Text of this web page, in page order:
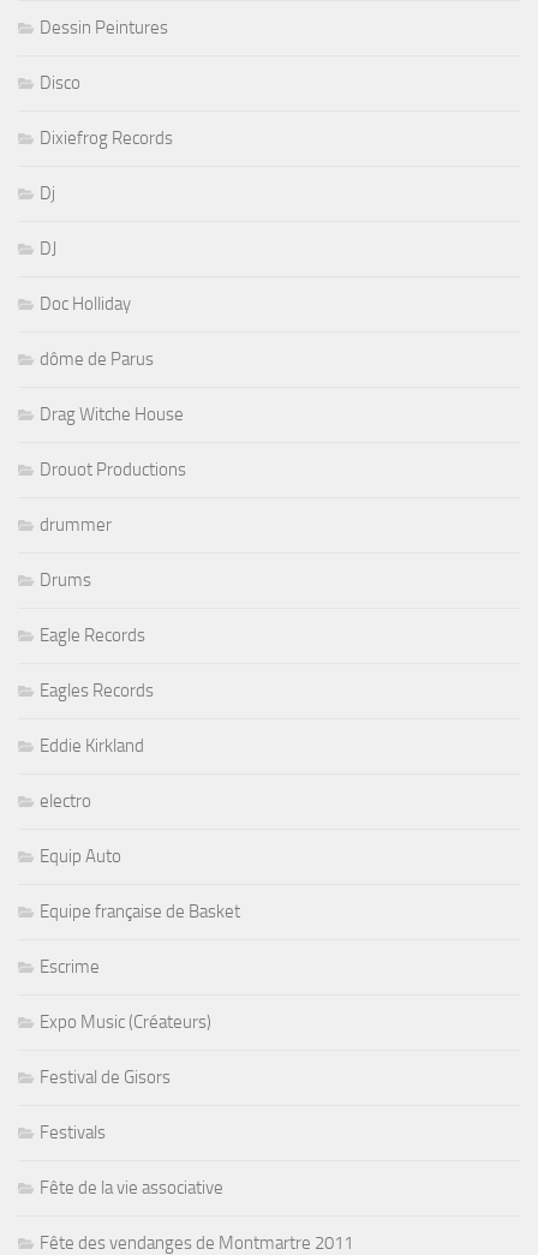
Dessin Peintures
Disco
Dixiefrog Records
Dj
DJ
Doc Holliday
dôme de Parus
Drag Witche House
Drouot Productions
drummer
Drums
Eagle Records
Eagles Records
Eddie Kirkland
electro
Equip Auto
Equipe française de Basket
Escrime
Expo Music (Créateurs)
Festival de Gisors
Festivals
Fête de la vie associative
Fête des vendanges de Montmartre 2011